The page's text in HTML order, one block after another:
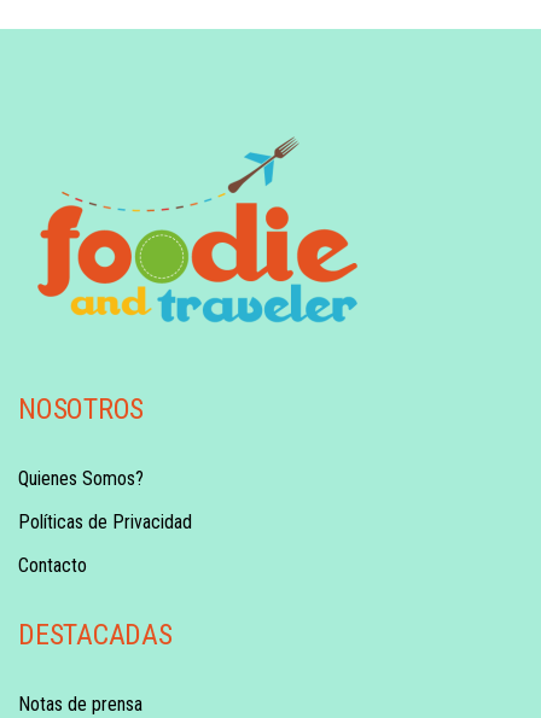
NOSOTROS
Quienes Somos?
Políticas de Privacidad
Contacto
DESTACADAS
Notas de prensa